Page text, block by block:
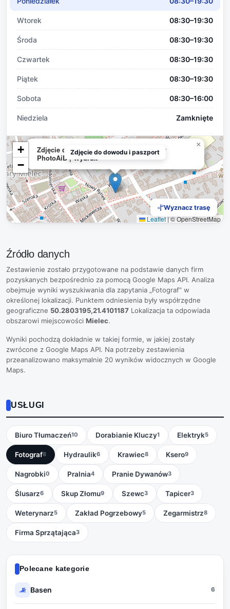
Wtorek 08:30–19:30
Środa 08:30–19:30
Czwartek 08:30–19:30
Piątek 08:30–19:30
Sobota 08:30–16:00
Niedziela Zamknięte
Zdjęcie do dowodu i paszportu za 24zł w
PhotoAiD | Wydruk
×
+
−
Leaflet|© OpenStreetMap
Zdjęcie do dowodu i paszport
Wyznacz trasę
Źródło danych
Zestawienie zostało przygotowane na podstawie danych firm
pozyskanych bezpośrednio za pomocą Google Maps API. Analiza
obejmuje wyniki wyszukiwania dla zapytania „Fotograf” w
określonej lokalizacji. Punktem odniesienia były współrzędne
geograficzne 50.2803195,21.4101187 Lokalizacja ta odpowiada
obszarowi miejscowości Mielec.
Wyniki pochodzą dokładnie w takiej formie, w jakiej zostały
zwrócone z Google Maps API. Na potrzeby zestawienia
przeanalizowano maksymalnie 20 wyników widocznych w Google
Maps.
USŁUGI
Biuro Tłumaczeń10 Dorabianie Kluczy1 Elektryk5
Fotograf8 Hydraulik6 Krawiec8 Ksero9
Nagrobki0 Pralnia4 Pranie Dywanów3
Ślusarz6 Skup Złomu9 Szewc3 Tapicer3
Weterynarz5 Zakład Pogrzebowy5 Zegarmistrz8
Firma Sprzątająca3
Polecane kategorie
Basen 6